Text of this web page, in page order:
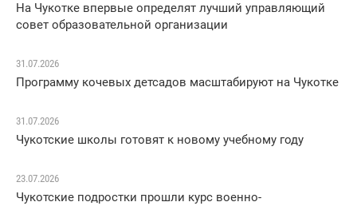
На Чукотке впервые определят лучший управляющий
совет образовательной организации
31.07.2026
Программу кочевых детсадов масштабируют на Чукотке
31.07.2026
Чукотские школы готовят к новому учебному году
23.07.2026
Чукотские подростки прошли курс военно-